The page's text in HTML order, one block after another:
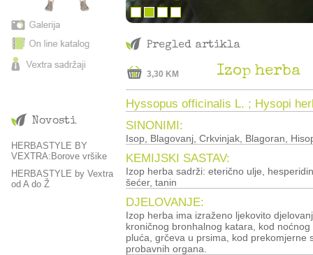
Novosti
HERBASTYLE BY
VEXTRA:Borove vršike
HERBASTYLE by Vextra
od A do Ž
Pregled artikla
3,30 KM Izop herba
Hyssopus officinalis L. ; Hysopi
SINONIMI:
Isop, Blagovanj, Crkvinjak, Blagoran,
KEMIJSKI SASTAV:
Izop herba sadrži: eterično ulje,
šećer, tanin
DJELOVANJE:
Izop herba ima izraženo ljekovito
kroničnog bronhalnog katara, kod
pluća, grčeva u prsima, kod prekomjerne
probavnih organa.